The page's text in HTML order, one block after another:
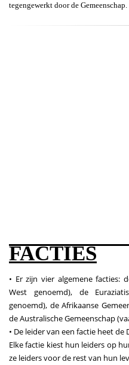
tegengewerkt door de Gemeenschap.
FACTIES
• Er zijn vier algemene facties:
West genoemd), de
genoemd), de Afrikaanse
de Australische Gemeenschap
• De leider van een factie heet
Elke factie kiest hun leiders op
ze leiders voor de rest van hun